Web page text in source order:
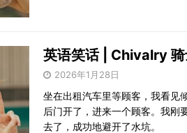
英语笑话 | Chivalry
2026年1月28日
坐在出租汽车里等顾客，我看见
后门开了，进来一个顾客。我刚
去了，成功地避开了水坑。